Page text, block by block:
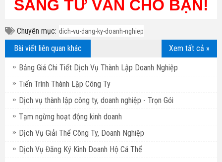
SÀNG TƯ VẤN CHO BẠN!
Chuyên mục: dich-vu-dang-ky-doanh-nghiep
Xem tất cả »
Bài viết liên quan khác
Bảng Giá Chi Tiết Dịch Vụ Thành Lập Doanh Nghiệp
Tiến Trình Thành Lập Công Ty
Dịch vụ thành lập công ty, doanh nghiệp - Trọn Gói
Tạm ngừng hoạt động kinh doanh
Dịch Vụ Giải Thể Công Ty, Doanh Nghiệp
Dịch Vụ Đăng Ký Kinh Doanh Hộ Cá Thể